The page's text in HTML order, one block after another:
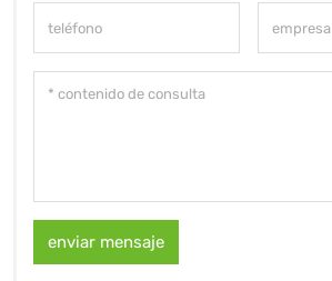
enviar mensaje